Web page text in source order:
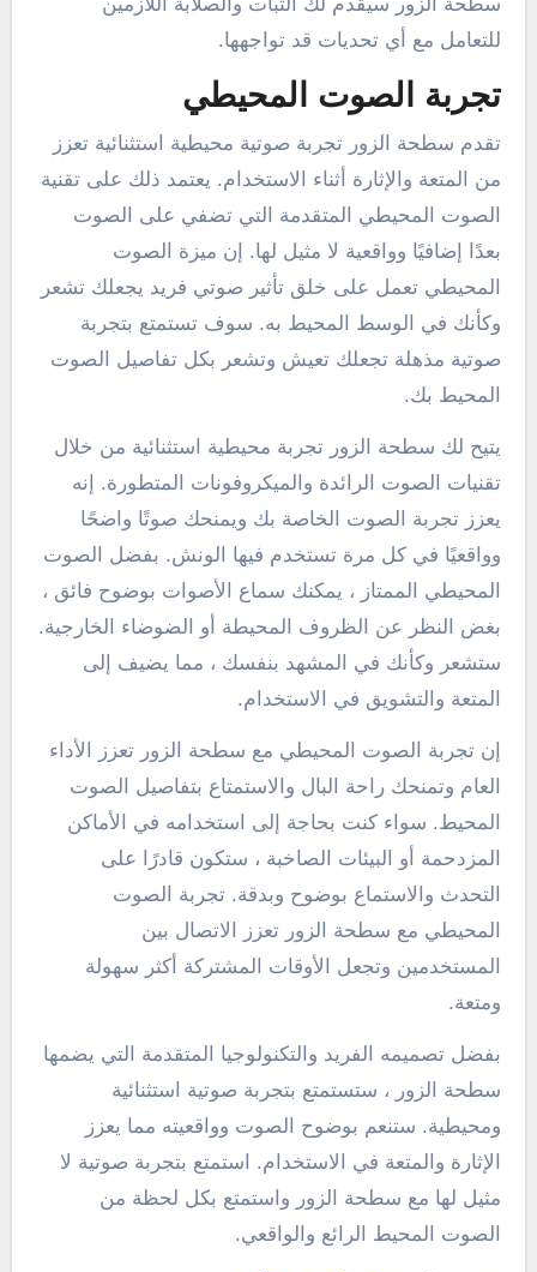
للتعامل مع أي تحديات قد تواجهها.
تجربة الصوت المحيطي
تقدم سطحة الزور تجربة صوتية محيطية استثنائية تعزز
من المتعة والإثارة أثناء الاستخدام. يعتمد ذلك على تقنية
الصوت المحيطي المتقدمة التي تضفي على الصوت
بعدًا إضافيًا وواقعية لا مثيل لها. إن ميزة الصوت
المحيطي تعمل على خلق تأثير صوتي فريد يجعلك تشعر
وكأنك في الوسط المحيط به. سوف تستمتع بتجربة
صوتية مذهلة تجعلك تعيش وتشعر بكل تفاصيل الصوت
المحيط بك.
يتيح لك سطحة الزور تجربة محيطية استثنائية من خلال
تقنيات الصوت الرائدة والميكروفونات المتطورة. إنه
يعزز تجربة الصوت الخاصة بك ويمنحك صوتًا واضحًا
وواقعيًا في كل مرة تستخدم فيها الونش. بفضل الصوت
المحيطي الممتاز ، يمكنك سماع الأصوات بوضوح فائق ،
بغض النظر عن الظروف المحيطة أو الضوضاء الخارجية.
ستشعر وكأنك في المشهد بنفسك ، مما يضيف إلى
المتعة والتشويق في الاستخدام.
إن تجربة الصوت المحيطي مع سطحة الزور تعزز الأداء
العام وتمنحك راحة البال والاستمتاع بتفاصيل الصوت
المحيط. سواء كنت بحاجة إلى استخدامه في الأماكن
المزدحمة أو البيئات الصاخبة ، ستكون قادرًا على
التحدث والاستماع بوضوح وبدقة. تجربة الصوت
المحيطي مع سطحة الزور تعزز الاتصال بين
المستخدمين وتجعل الأوقات المشتركة أكثر سهولة
ومتعة.
بفضل تصميمه الفريد والتكنولوجيا المتقدمة التي يضمها
سطحة الزور ، ستستمتع بتجربة صوتية استثنائية
ومحيطية. ستنعم بوضوح الصوت وواقعيته مما يعزز
الإثارة والمتعة في الاستخدام. استمتع بتجربة صوتية لا
مثيل لها مع سطحة الزور واستمتع بكل لحظة من
الصوت المحيط الرائع والواقعي.